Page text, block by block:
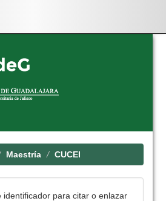
Maestría CUCEI
identificador para citar o enlazar